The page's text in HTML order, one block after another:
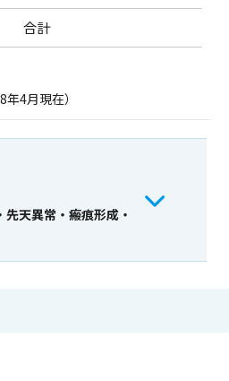
合計
年4月現在）
天異常・瘢痕形成・